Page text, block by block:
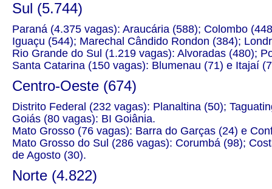
Sul (5.744)
Paraná (4.375 vagas): Araucária (588); Colombo
Iguaçu (544); Marechal Cândido Rondon (384);
Rio Grande do Sul (1.219 vagas): Alvoradas (480);
Santa Catarina (150 vagas): Blumenau (71) e Itajaí
Centro-Oeste (674)
Distrito Federal (232 vagas): Planaltina (50);
Goiás (80 vagas): BI Goiânia.
Mato Grosso (76 vagas): Barra do Garças (24) e
Mato Grosso do Sul (286 vagas): Corumbá (98);
de Agosto (30).
Norte (4.822)